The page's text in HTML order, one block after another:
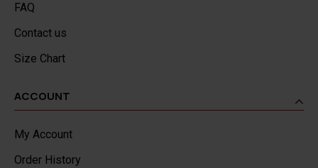
FAQ
Contact us
Size Chart
ACCOUNT
My Account
Order History